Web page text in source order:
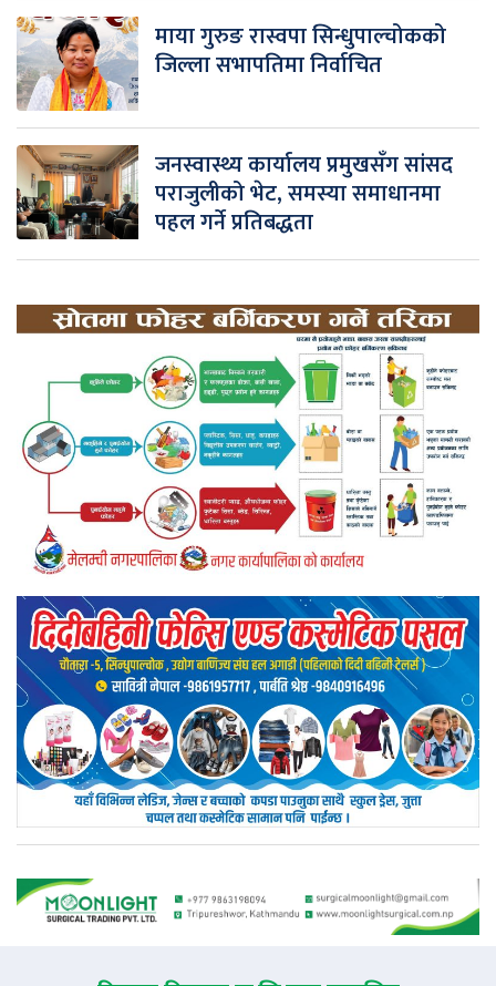
माया गुरुङ रास्वपा सिन्धुपाल्चोकको
जिल्ला सभापतिमा निर्वाचित
जनस्वास्थ्य कार्यालय प्रमुखसँग सांसद
पराजुलीको भेट, समस्या समाधानमा
पहल गर्ने प्रतिबद्धता